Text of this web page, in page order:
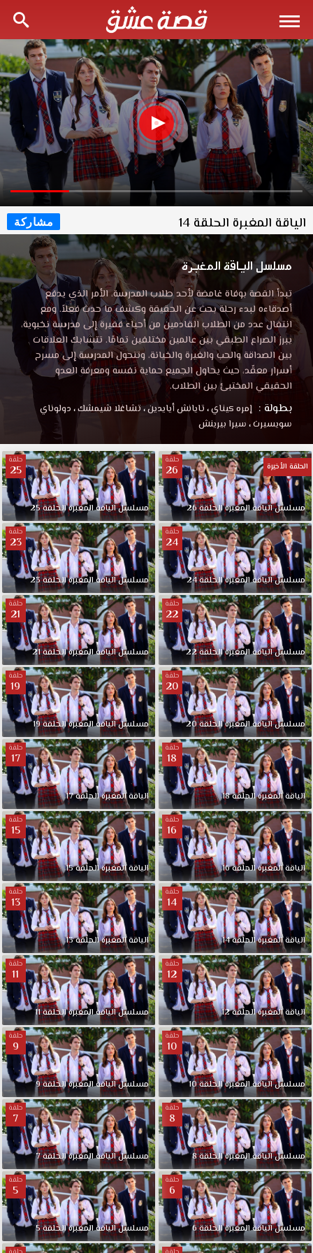
الياقة المغبرة الحلقة 14 مشاركة
مسلسل الياقة المغبرة
تبدأ القصة بوفاة غامضة لأحد طلاب المدرسة، الأمر الذي يدفع
أصدقاءه لبدء رحلة بحث عن الحقيقة وكشف ما حدث فعلاً. ومع
انتقال عدد من الطلاب القادمين من أحياء فقيرة إلى مدرسة نخبوية،
يبرز الصراع الطبقي بين عالمين مختلفين تمامًا. تتشابك العلاقات
بين الصداقة والحب والغيرة والخيانة، وتتحول المدرسة إلى مسرح
أسرار معقّد، حيث يحاول الجميع حماية نفسه ومعرفة العدو
الحقيقي المختبئ بين الطلاب.
بطولة : إمره كيناي، تايانش أيايدين،تشاغلا شيمشك، دولوناي
سويسيرت، سيرا بيرينش
الحلقة الأخيرة
حلقة
26
مسلسل الياقة المغبرة الحلقة 26
حلقة
25
مسلسل الياقة المغبرة الحلقة 25
حلقة
24
مسلسل الياقة المغبرة الحلقة 24
حلقة
23
مسلسل الياقة المغبرة الحلقة 23
حلقة
22
مسلسل الياقة المغبرة الحلقة 22
حلقة
21
مسلسل الياقة المغبرة الحلقة 21
حلقة
20
مسلسل الياقة المغبرة الحلقة 20
حلقة
19
مسلسل الياقة المغبرة الحلقة 19
حلقة
18
الياقة المغبرة الحلقة 18
حلقة
17
الياقة المغبرة الحلقة 17
حلقة
16
الياقة المغبرة الحلقة 16
حلقة
15
الياقة المغبرة الحلقة 15
حلقة
14
الياقة المغبرة الحلقة 14
حلقة
13
الياقة المغبرة الحلقة 13
حلقة
12
الياقة المغبرة الحلقة 12
حلقة
11
مسلسل الياقة المغبرة الحلقة 11
حلقة
10
مسلسل الياقة المغبرة الحلقة 10
حلقة
9
مسلسل الياقة المغبرة الحلقة 9
حلقة
8
مسلسل الياقة المغبرة الحلقة 8
حلقة
7
مسلسل الياقة المغبرة الحلقة 7
حلقة
6
مسلسل الياقة المغبرة الحلقة 6
حلقة
5
مسلسل الياقة المغبرة الحلقة 5